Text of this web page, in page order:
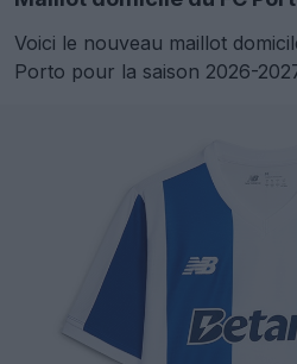
Voici le nouveau maillot
Porto pour la saison 2026-